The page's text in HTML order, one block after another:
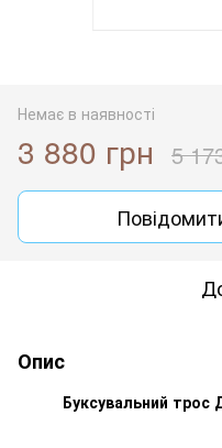
Немає в наявності
3 880 грн 5
Опис
Буксувальний трос